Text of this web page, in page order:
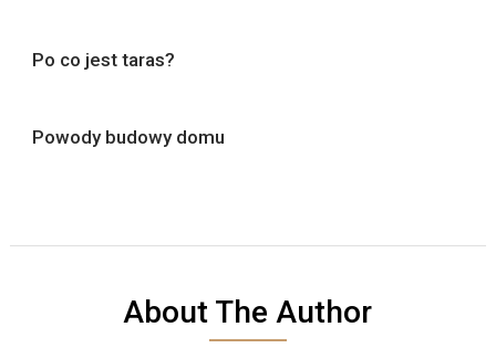
Po co jest taras?
Powody budowy domu
About The Author